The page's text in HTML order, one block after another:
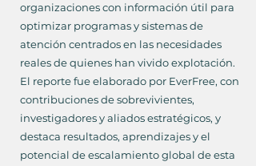
organizaciones con información útil para
optimizar programas y sistemas de
atención centrados en las necesidades
reales de quienes han vivido explotación.
El reporte fue elaborado por EverFree, con
contribuciones de sobrevivientes,
investigadores y aliados estratégicos, y
destaca resultados, aprendizajes y el
potencial de escalamiento global de esta